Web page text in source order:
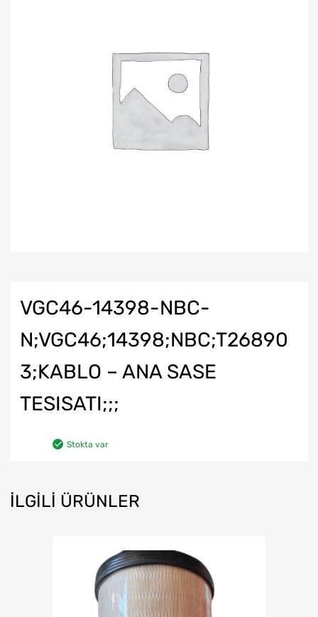
VGC46-14398-NBC-
N;VGC46;14398;NBC;T26890
3;KABLO – ANA SASE
TESISATI;;;
Stokta var
İLGILI ÜRÜNLER